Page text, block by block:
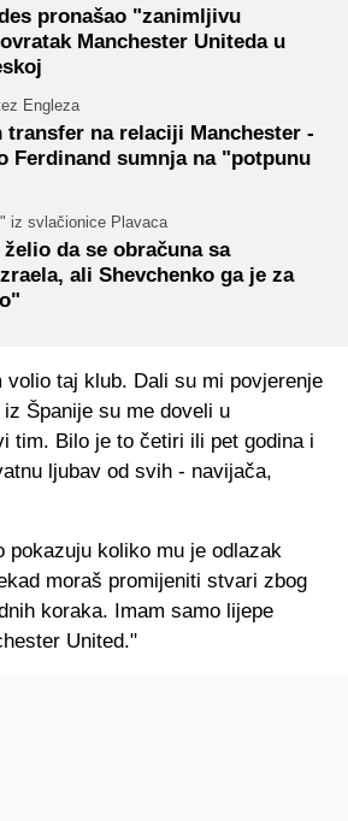
pronašao "zanimljivu
Manchester Uniteda u
Engleza
transfer na relaciji Manchester -
Ferdinand sumnja na "potpunu
iz svlačionice Plavaca
da se obračuna sa
ali Shevchenko ga je za
volio taj klub. Dali su mi povjerenje
Španije su me doveli u
tim. Bilo je to četiri ili pet godina i
ljubav od svih - navijača,
pokazuju koliko mu je odlazak
moraš promijeniti stvari zbog
koraka. Imam samo lijepe
United."